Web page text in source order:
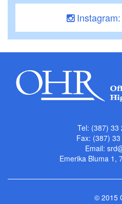
Tel: (387) 33
Fax: (387)
Email:
Emerika Bluma 1,
© 2015